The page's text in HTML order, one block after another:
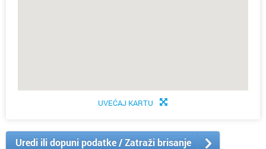
UVEĆAJ KARTU
Uredi ili dopuni podatke / Zatraži brisanje